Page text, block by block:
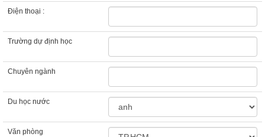
Điện thoại :
Trường dự định học
Chuyên ngành
Du học nước
Văn phòng